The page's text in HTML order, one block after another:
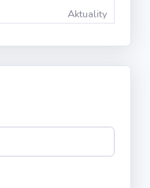
Aktuality